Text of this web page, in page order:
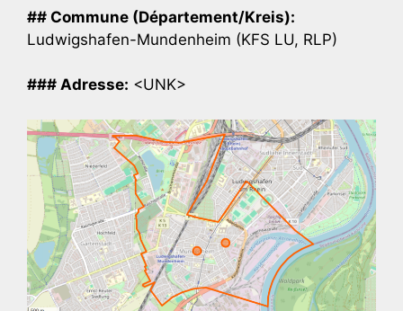
## Commune (Département/Kreis):
Ludwigshafen-Mundenheim (KFS LU, RLP)
### Adresse: <UNK>